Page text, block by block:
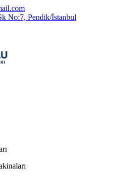
No:7, Pendik/İstanbul